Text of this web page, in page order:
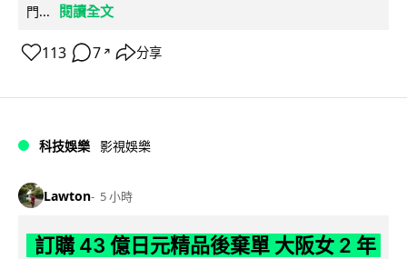
門...
閱讀全文
113 7 ↗ 分享
科技娛樂 影視娛樂
Lawton 5 小時
訂購 43 億日元精品後棄單 大阪女 2 年